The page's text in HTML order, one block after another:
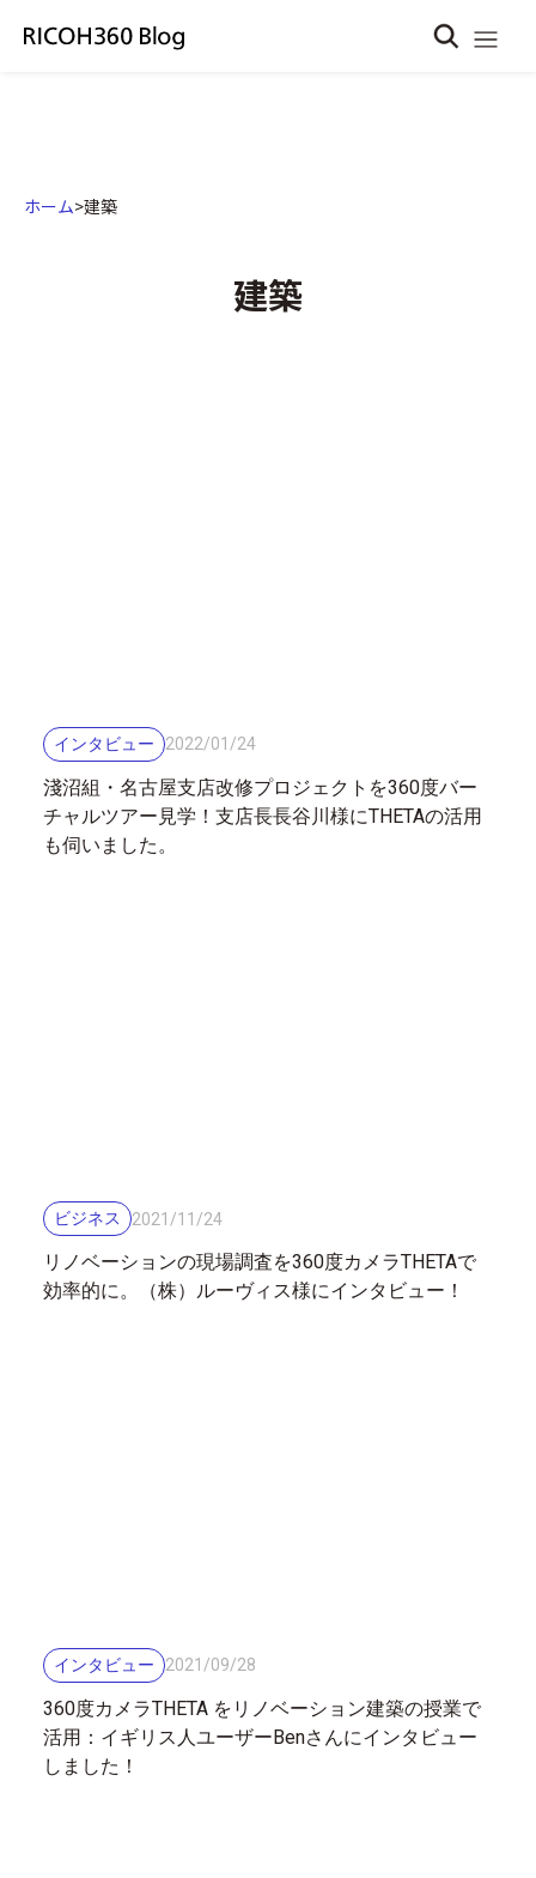
ホーム>建築
建築
インタビュー 2022/01 /24
淺沼組・名古屋支店改修プロジェクトを360度バー
チャルツアー見学！支店長長谷川様にTHETAの活用
も伺いました。
ビジネス 2021 /11 /24
リノベーションの現場調査を360度カメラTHETAで
効率的に。（株）ルーヴィス様にインタビュー！
インタビュー 2021 /09/28
360度カメラTHETA をリノベーション建築の授業で
活用：イギリス人ユーザーBenさんにインタビュー
しました！